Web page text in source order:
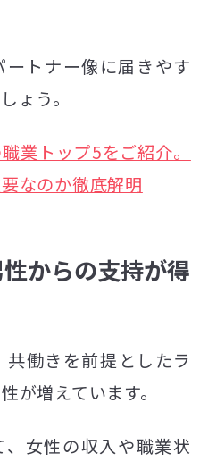
トナー像に届きやす
ょう。
業トップ5をご紹介。
なのか徹底解明
からの支持が得
働きを前提としたラ
が増えています。
女性の収入や職業状